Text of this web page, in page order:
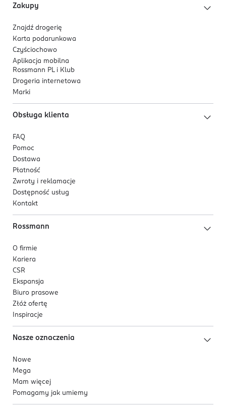
Zakupy
Znajdź drogerię
Karta podarunkowa
Czyściochowo
Aplikacja mobilna
Rossmann PL i Klub
Drogeria internetowa
Marki
Obsługa klienta
FAQ
Pomoc
Dostawa
Płatność
Zwroty i reklamacje
Dostępność usług
Kontakt
Rossmann
O firmie
Kariera
CSR
Ekspansja
Biuro prasowe
Złóż ofertę
Inspiracje
Nasze oznaczenia
Nowe
Mega
Mam więcej
Pomagamy jak umiemy